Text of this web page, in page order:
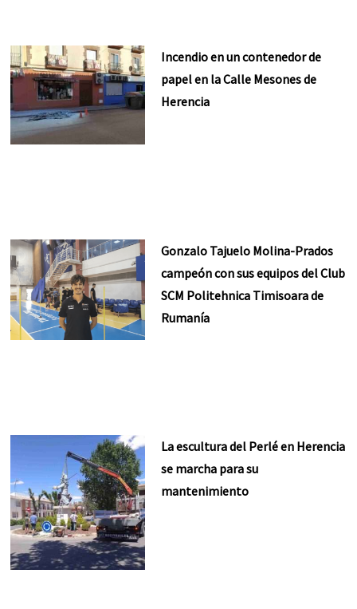
Incendio en un contenedor de
papel en la Calle Mesones de
Herencia
Gonzalo Tajuelo Molina-Prados
campeón con sus equipos del Club
SCM Politehnica Timisoara de
Rumanía
La escultura del Perlé en Herencia
se marcha para su
mantenimiento